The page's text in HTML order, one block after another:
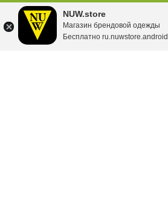
NUW.store
Магазин брендовой одежды
Бесплатно ru.nuwstore.android